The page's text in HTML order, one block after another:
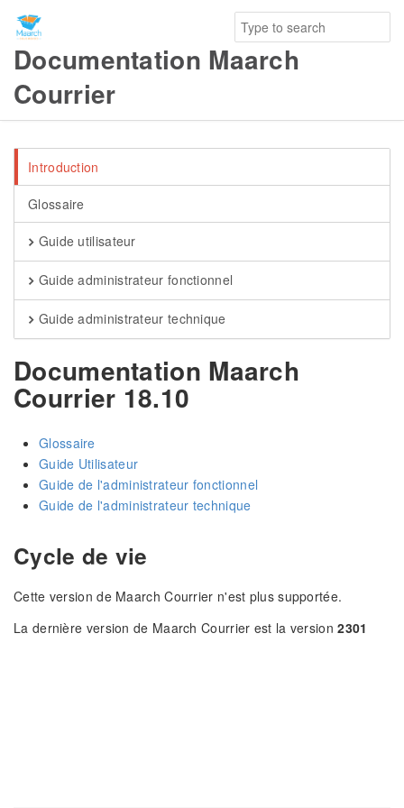
Documentation Maarch
Courrier
Introduction
Glossaire
Guide utilisateur
Guide administrateur fonctionnel
Guide administrateur technique
Documentation Maarch
Courrier 18.10
Glossaire
Guide Utilisateur
Guide de l'administrateur fonctionnel
Guide de l'administrateur technique
Cycle de vie
Cette version de Maarch Courrier n'est plus supportée.
La dernière version de Maarch Courrier est la version2301